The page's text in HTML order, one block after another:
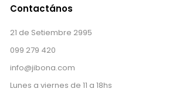
Contactános
21 de Setiembre 2995
099 279 420
info@jibona.com
Lunes a viernes de 11 a 18hs